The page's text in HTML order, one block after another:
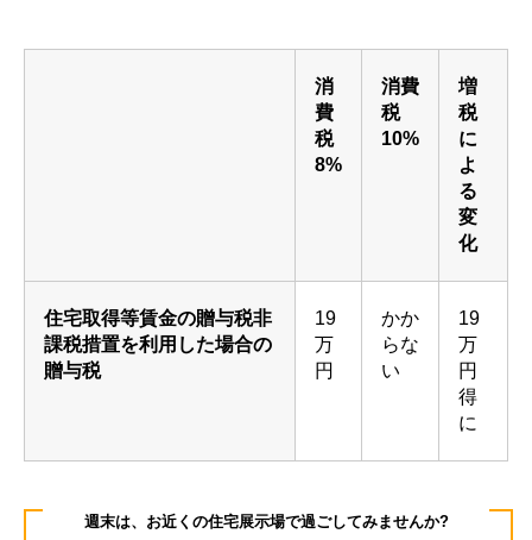
消
費
税
8%
消費
税
10%
増
税
に
よ
る
変
化
住宅取得等賃金の贈与税非
課税措置を利用した場合の
贈与税
19
万
円
かか
らな
い
19
万
円
得
に
週末は、お近くの住宅展示場で過ごしてみませんか?